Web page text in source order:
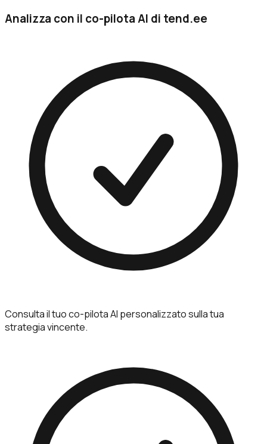
Analizza con il co-pilota AI di tend.ee
Consulta il tuo co-pilota AI personalizzato sulla tua
strategia vincente.